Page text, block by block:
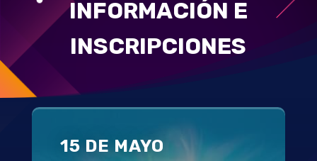
INFORMACIÓN E
INSCRIPCIONES
15 DE MAYO